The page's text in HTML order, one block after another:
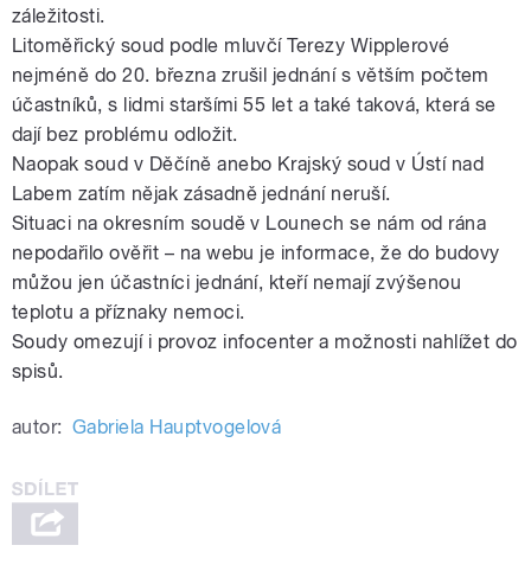
záležitosti.
Litoměřický soud podle mluvčí Terezy Wipplerové
nejméně do 20. března zrušil jednání s větším počtem
účastníků, s lidmi staršími 55 let a také taková, která se
dají bez problému odložit.
Naopak soud v Děčíně anebo Krajský soud v Ústí nad
Labem zatím nějak zásadně jednání neruší.
Situaci na okresním soudě v Lounech se nám od rána
nepodařilo ověřit – na webu je informace, že do budovy
můžou jen účastníci jednání, kteří nemají zvýšenou
teplotu a příznaky nemoci.
Soudy omezují i provoz infocenter a možnosti nahlížet do
spisů.
autor: Gabriela Hauptvogelová